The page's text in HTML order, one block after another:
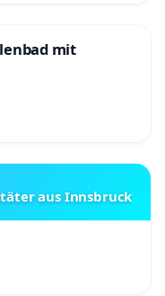
mit
aus Innsbruck